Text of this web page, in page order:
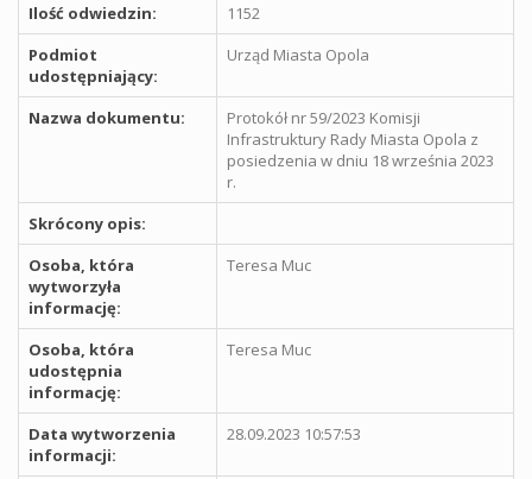
Ilość odwiedzin:
1152
Podmiot
udostępniający:
Urząd Miasta Opola
Nazwa dokumentu:
Protokół nr 59/2023 Komisji
Infrastruktury Rady Miasta Opola z
posiedzenia w dniu 18 września 2023
r.
Skrócony opis:
Osoba, która
wytworzyła
informację:
Teresa Muc
Osoba, która
udostępnia
informację:
Teresa Muc
Data wytworzenia
informacji:
28.09.2023 10:57:53